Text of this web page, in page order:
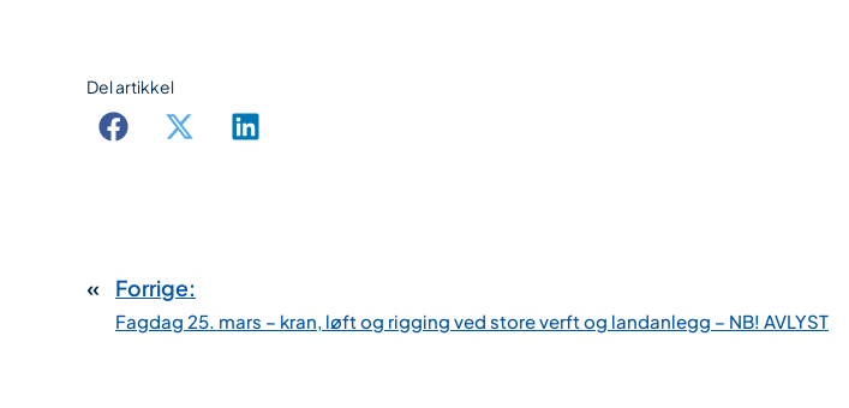
Del artikkel
« Forrige:
Fagdag 25. mars – kran, løft og rigging ved store verft og landanlegg – NB! AVLYST